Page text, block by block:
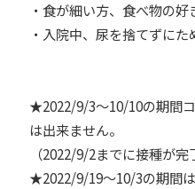
・食が細い方、食べ物の好
・入院中、尿を捨てずにた
★2022/9/3～10/10の期間
は出来ません。
（2022/9/2までに接種が完
★2022/9/19～10/3の期間